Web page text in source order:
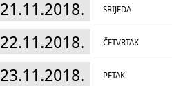
21.11.2018. SRIJEDA
22.11.2018. ČETVRTAK
23.11.2018. PETAK